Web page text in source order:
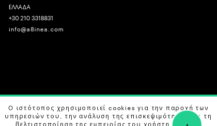
ΕΛΛΑΔΑ
+30 210 3318831
info@a8inea.com
COPYRIGHT © 2026 αθηΝΕΑ, ALL RIGHTS RESERVED.
DESIGN BY G DESIGN STUDIO. DEVELOPED BYB LABS
Ο ιστότοπος χρησιμοποιεί cookies για την παροχή των
υπηρεσιών του, την ανάλυση της επισκεψιμότητας και τη
βελτιστοποίηση της εμπειρίας του χρήστη. Μάθετε